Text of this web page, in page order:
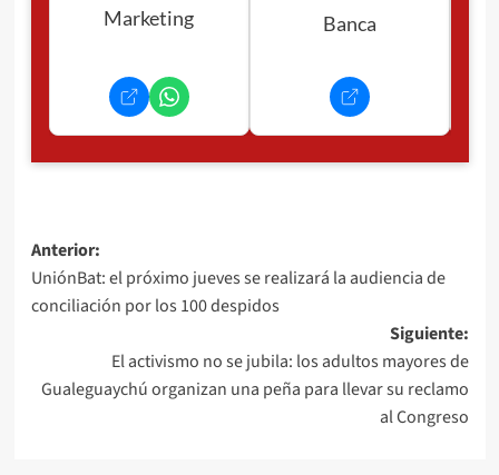
Marketing
Banca
Navegación
de
entradas
Anterior:
UniónBat: el próximo jueves se realizará la audiencia de
conciliación por los 100 despidos
Siguiente:
El activismo no se jubila: los adultos mayores de
Gualeguaychú organizan una peña para llevar su reclamo
al Congreso